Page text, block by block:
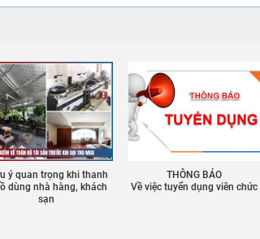
ý quan trọng khi thanh
dùng nhà hàng, khách
sạn
THÔNG BÁO
Về việc tuyển dụng viên chức